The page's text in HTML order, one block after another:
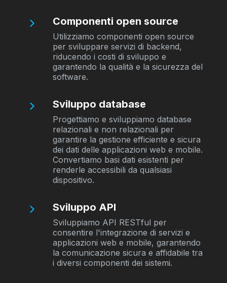
Componenti open source
Utilizziamo componenti open source
per sviluppare servizi di backend,
riducendo i costi di sviluppo e
garantendo la qualità e la sicurezza del
software.
Sviluppo database
Progettiamo e sviluppiamo database
relazionali e non relazionali per
garantire la gestione efficiente e sicura
dei dati delle applicazioni web e mobile.
Convertiamo basi dati esistenti per
renderle accessibili da qualsiasi
dispositivo.
Sviluppo API
Sviluppiamo API RESTful per
consentire l'integrazione di servizi e
applicazioni web e mobile, garantendo
la comunicazione sicura e affidabile tra
i diversi componenti dei sistemi.